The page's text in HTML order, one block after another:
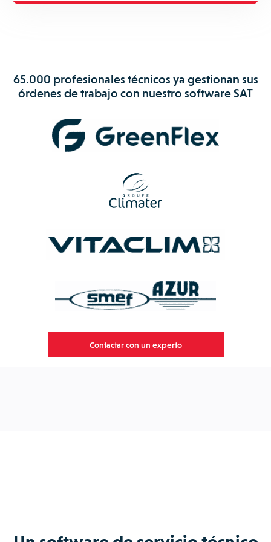
65.000 profesionales técnicos ya gestionan sus
órdenes de trabajo con nuestro software SAT
Contactar con un experto